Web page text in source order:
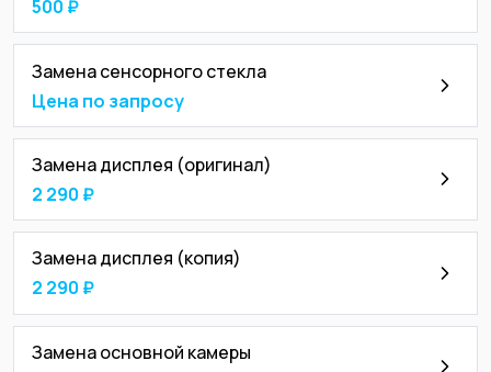
500 ₽
Замена сенсорного стекла
Цена по запросу
Замена дисплея (оригинал)
2 290 ₽
Замена дисплея (копия)
2 290 ₽
Замена основной камеры